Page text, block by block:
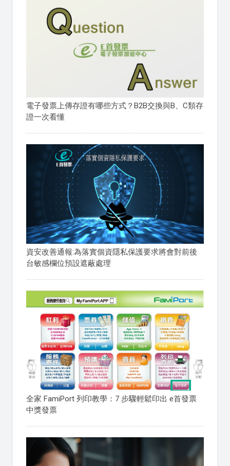
電子發票上傳存證有哪些方式？B2B交換與B、C類存
證一次看懂
資安改善通報:為落實個資隱私保護要求將會對前後
台敏感欄位預設遮蔽處理
全家 FamiPort 列印教學：7 步驟輕鬆印出 e首發票
中獎發票